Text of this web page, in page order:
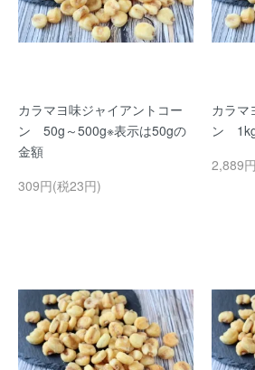
カラマヨ味ジャイアントコー
ン 50g～500g※表示は50gの
金額
309円(税23円)
カラマ
ン
2,889